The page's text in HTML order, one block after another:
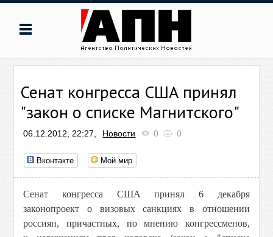
Сенат конгресса США принял
"закон о списке Магнитского"
06.12.2012, 22:27, Новости 0 0
Вконтакте Мой мир
Сенат конгресса США принял 6 декабря
законопроект о визовых санкциях в отношении
россиян, причастных, по мнению конгрессменов,